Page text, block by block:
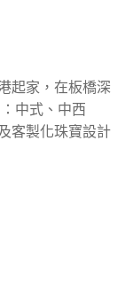
起家，在板橋深
中式、中西
客製化珠寶設計